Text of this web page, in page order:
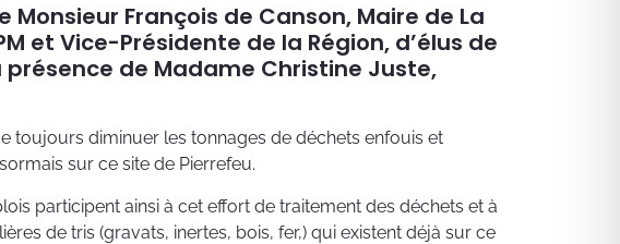
François de Canson, Maire de La
et Vice-Présidente de la Région, d’élus de
de Madame Christine Juste,
toujours diminuer les tonnages de déchets enfouis et
sur ce site de Pierrefeu.
participent ainsi à cet effort de traitement des déchets et à
de tris (gravats, inertes, bois, fer,) qui existent déjà sur ce